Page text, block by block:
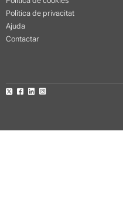
Política de privacitat
Ajuda
Contactar